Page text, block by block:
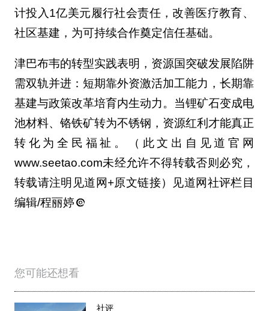
计投入1亿美元履行社会责任，改善医疗教育、
社区基建，为可持续合作奠定信任基础。
津巴布韦的转型实践表明，资源国突破发展陷阱
需双轨并进：短期靠外资激活加工能力，长期靠
基建与政策改革培育内生动力。当锂矿石变成电
池材料、铬铁矿转为不锈钢，资源红利才能真正
转化为全民福祉。（此文出自见道官网
www.seetao.com未经允许不得转载否则必究，
转载请注明见道网+原文链接）见道网社评栏目
编辑/程丽婷
您可能还想看
社评